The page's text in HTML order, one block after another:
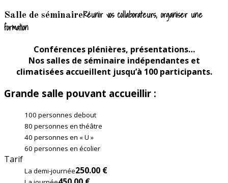
Salle de séminaireRéunir vos collaborateurs, organiser une
formation
Conférences plénières, présentations…
Nos salles de séminaire indépendantes et
climatisées accueillent jusqu’à 100 participants.
Grande salle pouvant accueillir :
100 personnes debout
80 personnes en théâtre
40 personnes en « U »
60 personnes en écolier
Tarif
La demi-journée250.00 €